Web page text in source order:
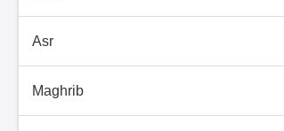
Asr
Maghrib